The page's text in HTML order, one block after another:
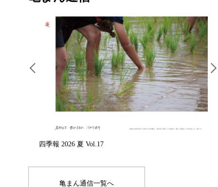
四季報 2026 夏 Vol.17
亀まん通信一覧へ